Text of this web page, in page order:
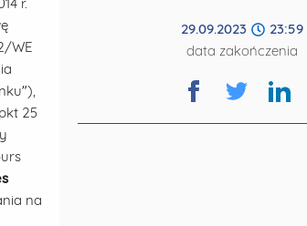
WE
25
na
29.09.2023
23:59
data zakończenia